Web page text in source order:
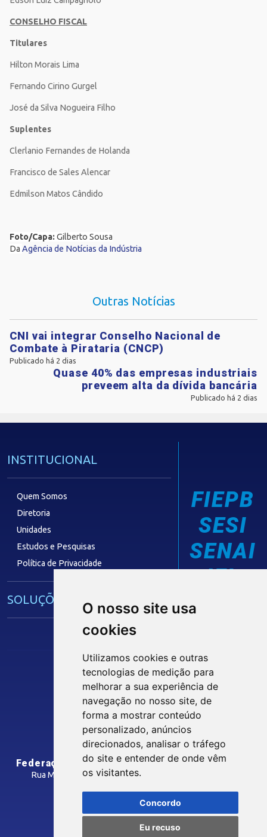
O nosso site usa
cookies
Utilizamos cookies e outras
tecnologias de medição para
melhorar a sua experiência de
navegação no nosso site, de
forma a mostrar conteúdo
personalizado, anúncios
direcionados, analisar o tráfego
do site e entender de onde vêm
os visitantes.
Concordo
Eu recuso
CONSELHO FISCAL
Titulares
Hilton Morais Lima
Fernando Cirino Gurgel
José da Silva Nogueira Filho
Suplentes
Clerlanio Fernandes de Holanda
Francisco de Sales Alencar
Edmilson Matos Cândido
Foto/Capa:Gilberto Sousa
Da Agência de Notícias da Indústria
Outras Notícias
CNI vai integrar Conselho Nacional de
Combate à Pirataria (CNCP)
Publicado há 2 dias
Quase 40% das empresas industriais
preveem alta da dívida bancária
Publicado há 2 dias
INSTITUCIONAL
Quem Somos
Diretoria
Unidades
Estudos e Pesquisas
Política de Privacidade
SOLUÇÕES E SERVIÇOS
Núcleo de Acesso ao Crédito
Centro Internacional de Negócios -
CONTRIBUIÇÃO SINDICAL
SINDICATOS FILIADOS
FIEPB
SESI
SENAI
IEL
Siga nossas Redes Sociais
INTRANET
Federação das Indústrias do Estado da Paraíba
Rua Manoel Gonçalves Guimarães, 195 - José Pinheiro
Como Chegar